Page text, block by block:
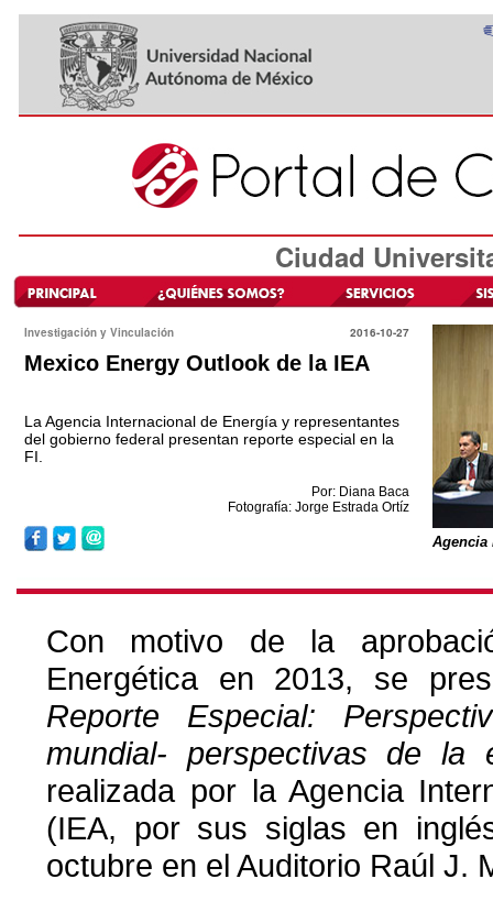
Ciudad
Investigación y Vinculación 2016-10-27
Mexico Energy Outlook de la IEA
La Agencia Internacional de Energía y representantes
del gobierno federal presentan reporte especial en la
FI.
Por: Diana Baca
Fotografía: Jorge Estrada Ortíz
Agencia
Con motivo de la
Energética en 2013, se
Reporte Especial:
mundial- perspectivas de la
realizada por la Agencia
(IEA, por sus siglas en
octubre en el Auditorio Raúl J.